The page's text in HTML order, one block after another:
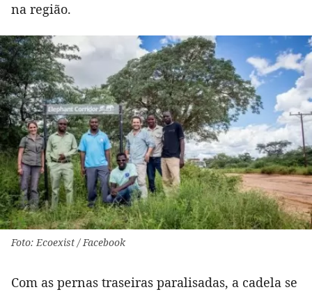
na região.
Foto: Ecoexist / Facebook
Com as pernas traseiras paralisadas, a cadela se